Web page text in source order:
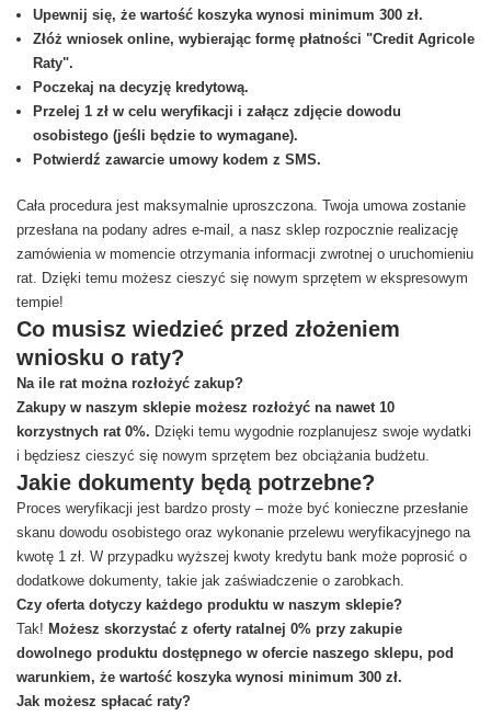
Upewnij się, że wartość koszyka wynosi minimum 300 zł.
Złóż wniosek online, wybierając formę płatności "Credit Agricole
Raty".
Poczekaj na decyzję kredytową.
Przelej 1 zł w celu weryfikacji i załącz zdjęcie dowodu
osobistego (jeśli będzie to wymagane).
Potwierdź zawarcie umowy kodem z SMS.
Cała procedura jest maksymalnie uproszczona. Twoja umowa zostanie
przesłana na podany adres e-mail, a nasz sklep rozpocznie realizację
zamówienia w momencie otrzymania informacji zwrotnej o uruchomieniu
rat. Dzięki temu możesz cieszyć się nowym sprzętem w ekspresowym
tempie!
Co musisz wiedzieć przed złożeniem
wniosku o raty?
Na ile rat można rozłożyć zakup?
Zakupy w naszym sklepie możesz rozłożyć na nawet 10
korzystnych rat 0%. Dzięki temu wygodnie rozplanujesz swoje wydatki
i będziesz cieszyć się nowym sprzętem bez obciążania budżetu.
Jakie dokumenty będą potrzebne?
Proces weryfikacji jest bardzo prosty – może być konieczne przesłanie
skanu dowodu osobistego oraz wykonanie przelewu weryfikacyjnego na
kwotę 1 zł. W przypadku wyższej kwoty kredytu bank może poprosić o
dodatkowe dokumenty, takie jak zaświadczenie o zarobkach.
Czy oferta dotyczy każdego produktu w naszym sklepie?
Tak! Możesz skorzystać z oferty ratalnej 0% przy zakupie
dowolnego produktu dostępnego w ofercie naszego sklepu, pod
warunkiem, że wartość koszyka wynosi minimum 300 zł.
Jak możesz spłacać raty?